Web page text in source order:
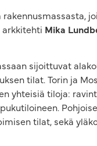
arkkitehti Mika
sijoittuvat
tilat. Torin ja
yhteisiä tiloja:
tilat, sekä